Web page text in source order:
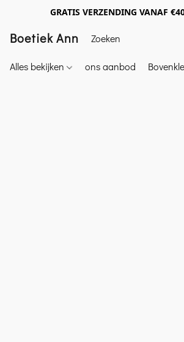
GRATIS VERZENDING VANAF
Boetiek Ann
Alles bekijken ons aanbod